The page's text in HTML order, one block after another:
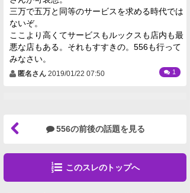
三万で五万と同等のサービスを求める時代では
ないぞ。
ここより高くてサービスもルックスも店内も最
悪な店もある。それもすすきの。556も行って
みなさい。
匿名さん 2019/01/22 07:50 1
556の前後の話題を見る
このスレのトップへ